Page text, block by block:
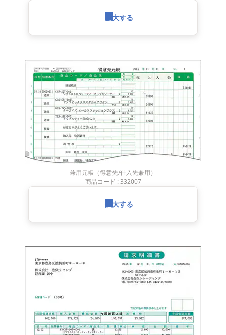
拡大する
兼用元帳（得意先/仕入先兼用）
商品コード : 332007
拡大する